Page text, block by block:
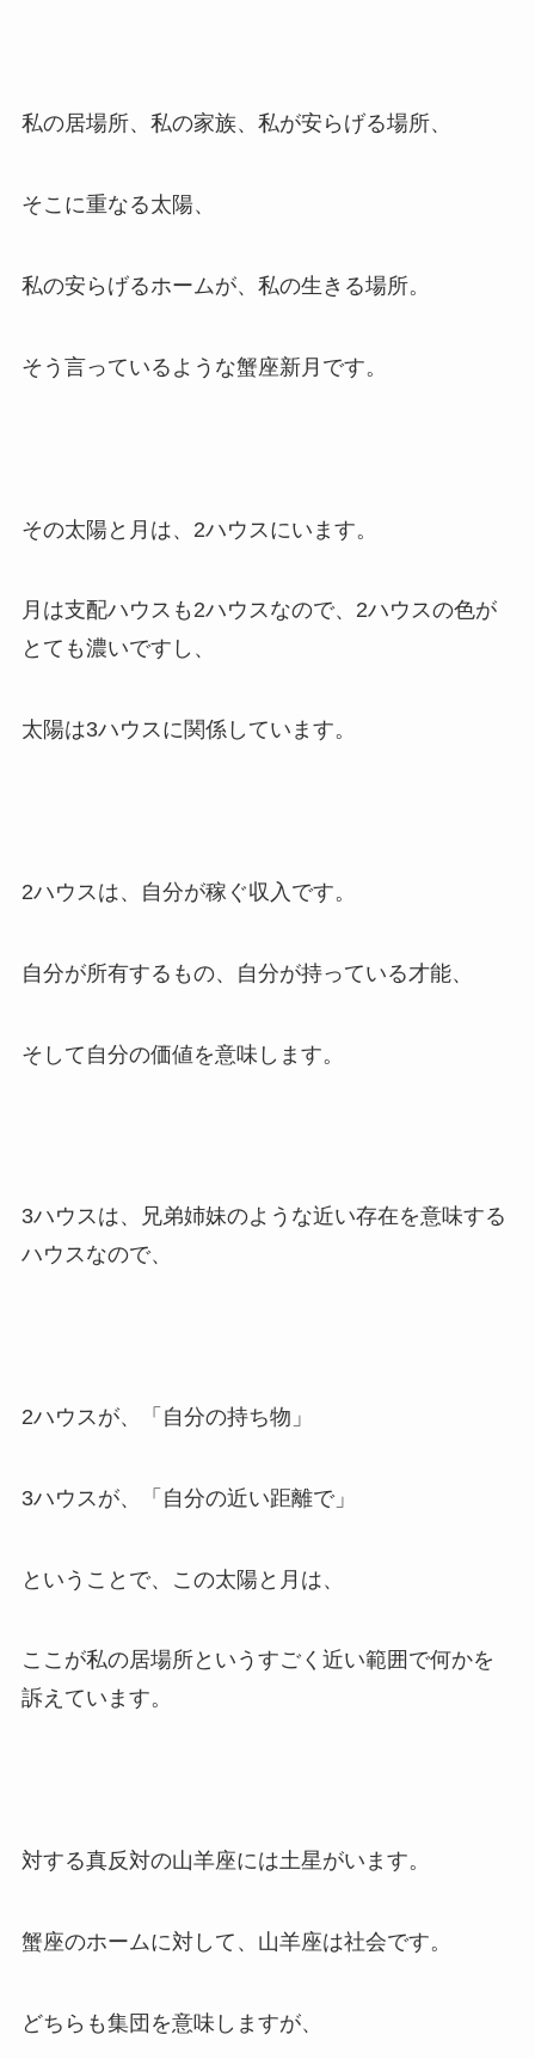
私の居場所、私の家族、私が安らげる場所、
そこに重なる太陽、
私の安らげるホームが、私の生きる場所。
そう言っているような蟹座新月です。
その太陽と月は、2ハウスにいます。
月は支配ハウスも2ハウスなので、2ハウスの色が
とても濃いですし、
太陽は3ハウスに関係しています。
2ハウスは、自分が稼ぐ収入です。
自分が所有するもの、自分が持っている才能、
そして自分の価値を意味します。
3ハウスは、兄弟姉妹のような近い存在を意味する
ハウスなので、
2ハウスが、「自分の持ち物」
3ハウスが、「自分の近い距離で」
ということで、この太陽と月は、
ここが私の居場所というすごく近い範囲で何かを
訴えています。
対する真反対の山羊座には土星がいます。
蟹座のホームに対して、山羊座は社会です。
どちらも集団を意味しますが、